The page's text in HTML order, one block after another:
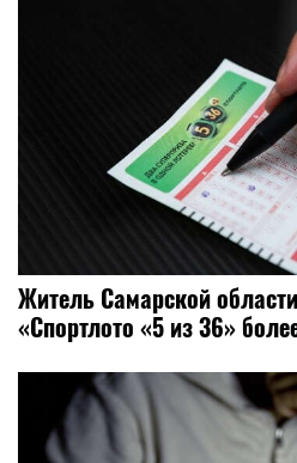
Житель Самарской
«Спортлото «5 из 36»